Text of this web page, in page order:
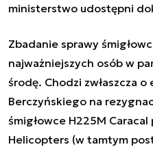
ministerstwo udostępni
Zbadanie sprawy
najważniejszych osób w
środę. Chodzi zwłaszcza
Berczyńskiego na
śmigłowce H225M
Helicopters (w tamtym